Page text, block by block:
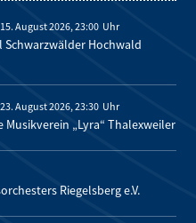
15. August 2026, 23:00
Hochwald
23. August 2026, 23:30
„Lyra“ Thalexweiler
Riegelsberg e.V.